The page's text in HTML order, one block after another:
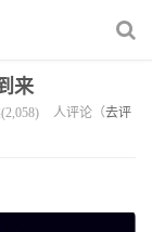
来
人评论（去评